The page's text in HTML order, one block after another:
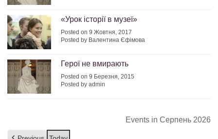
«Урок історії в музеї»
Posted on 9 Жовтня, 2017
Posted by Валентина Єфімова
Герої не вмирають
Posted on 9 Березня, 2015
Posted by admin
Events in Серпень 2026